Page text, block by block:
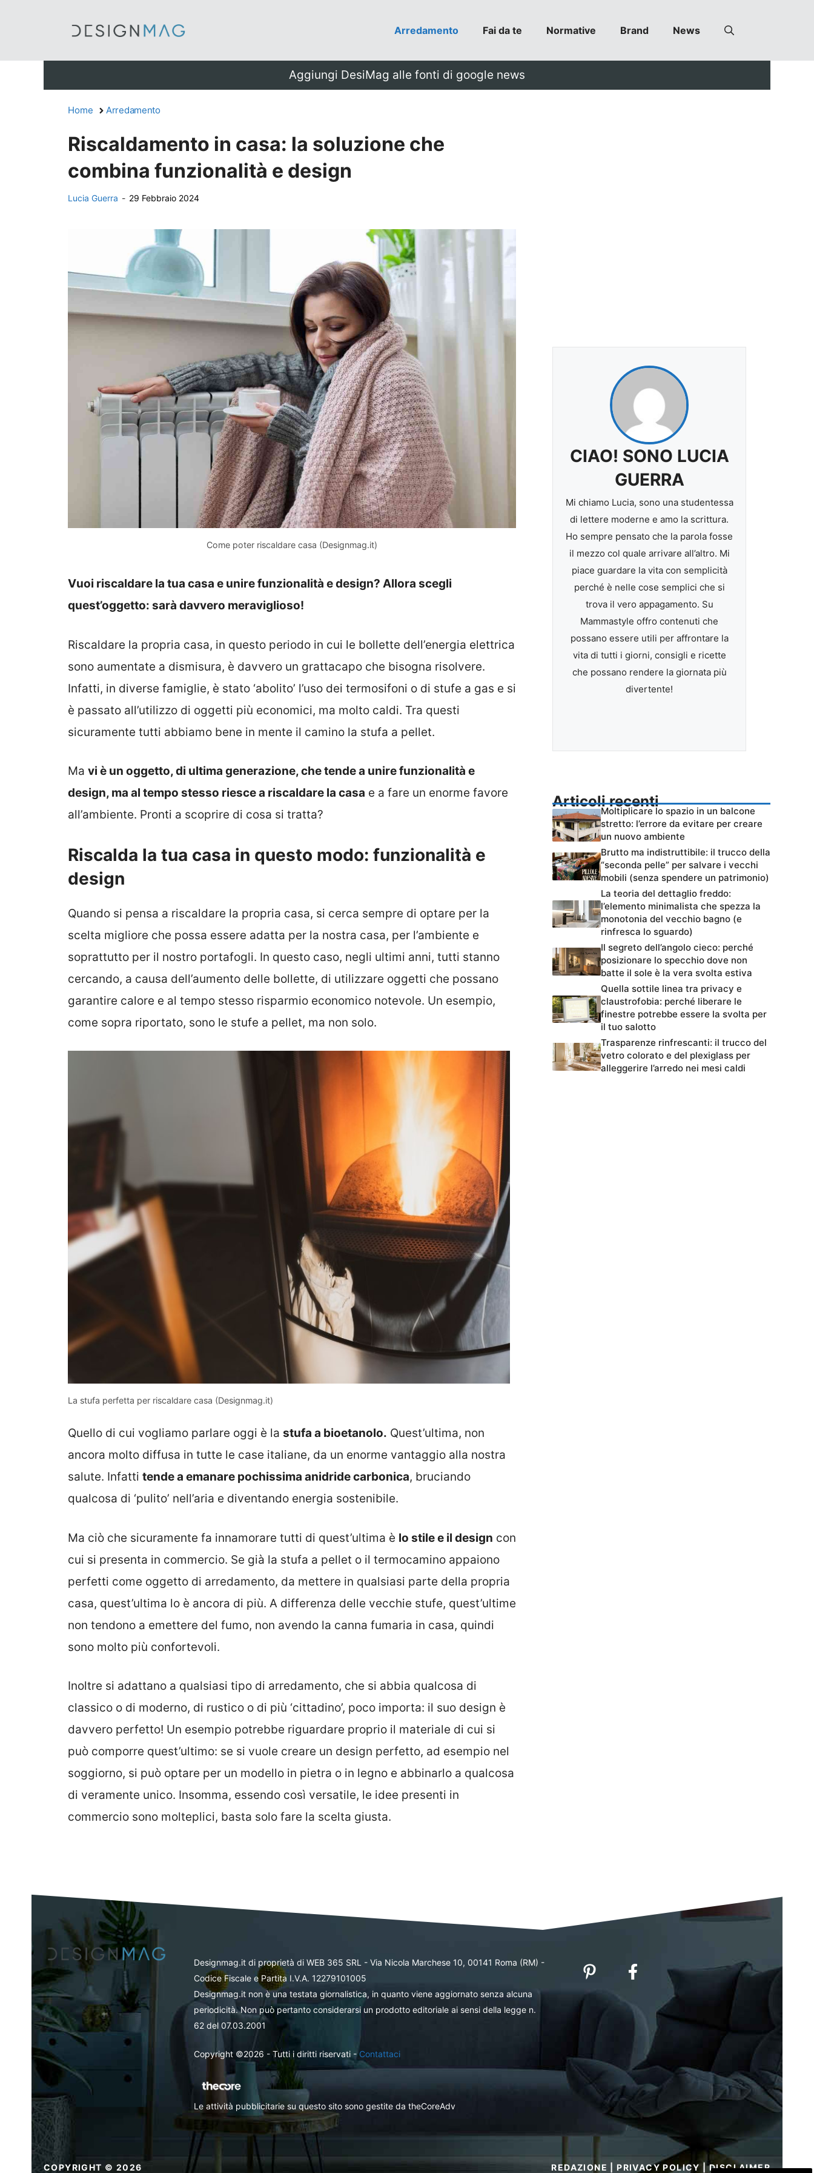
Arredamento Fai da te Normative Brand News
Aggiungi DesiMag alle fonti di google news
Home Arredamento
Riscaldamento in casa: la soluzione che
combina funzionalità e design
Lucia Guerra - 29 Febbraio 2024
Come poter riscaldare casa (Designmag.it)
Vuoi riscaldare la tua casa e unire funzionalità e design? Allora scegli
quest’oggetto: sarà davvero meraviglioso!
Riscaldare la propria casa, in questo periodo in cui le bollette dell’energia elettrica
sono aumentate a dismisura, è davvero un grattacapo che bisogna risolvere.
Infatti, in diverse famiglie, è stato ‘abolito’ l’uso dei termosifoni o di stufe a gas e si
è passato all’utilizzo di oggetti più economici, ma molto caldi. Tra questi
sicuramente tutti abbiamo bene in mente il camino la stufa a pellet.
Ma vi è un oggetto, di ultima generazione, che tende a unire funzionalità e
design, ma al tempo stesso riesce a riscaldare la casa e a fare un enorme favore
all’ambiente. Pronti a scoprire di cosa si tratta?
Riscalda la tua casa in questo modo: funzionalità e
design
Quando si pensa a riscaldare la propria casa, si cerca sempre di optare per la
scelta migliore che possa essere adatta per la nostra casa, per l’ambiente e
soprattutto per il nostro portafogli. In questo caso, negli ultimi anni, tutti stanno
cercando, a causa dell’aumento delle bollette, di utilizzare oggetti che possano
garantire calore e al tempo stesso risparmio economico notevole. Un esempio,
come sopra riportato, sono le stufe a pellet, ma non solo.
La stufa perfetta per riscaldare casa (Designmag.it)
Quello di cui vogliamo parlare oggi è la stufa a bioetanolo. Quest’ultima, non
ancora molto diffusa in tutte le case italiane, da un enorme vantaggio alla nostra
salute. Infatti tende a emanare pochissima anidride carbonica, bruciando
qualcosa di ‘pulito’ nell’aria e diventando energia sostenibile.
Ma ciò che sicuramente fa innamorare tutti di quest’ultima è lo stile e il design con
cui si presenta in commercio. Se già la stufa a pellet o il termocamino appaiono
perfetti come oggetto di arredamento, da mettere in qualsiasi parte della propria
casa, quest’ultima lo è ancora di più. A differenza delle vecchie stufe, quest’ultime
non tendono a emettere del fumo, non avendo la canna fumaria in casa, quindi
sono molto più confortevoli.
Inoltre si adattano a qualsiasi tipo di arredamento, che si abbia qualcosa di
classico o di moderno, di rustico o di più ‘cittadino’, poco importa: il suo design è
davvero perfetto! Un esempio potrebbe riguardare proprio il materiale di cui si
può comporre quest’ultimo: se si vuole creare un design perfetto, ad esempio nel
soggiorno, si può optare per un modello in pietra o in legno e abbinarlo a qualcosa
di veramente unico. Insomma, essendo così versatile, le idee presenti in
commercio sono molteplici, basta solo fare la scelta giusta.
CIAO! SONO LUCIA
GUERRA
Mi chiamo Lucia, sono una studentessa
di lettere moderne e amo la scrittura.
Ho sempre pensato che la parola fosse
il mezzo col quale arrivare all’altro. Mi
piace guardare la vita con semplicità
perché è nelle cose semplici che si
trova il vero appagamento. Su
Mammastyle offro contenuti che
possano essere utili per affrontare la
vita di tutti i giorni, consigli e ricette
che possano rendere la giornata più
divertente!
Articoli recenti
Moltiplicare lo spazio in un balcone
stretto: l’errore da evitare per creare
un nuovo ambiente
Brutto ma indistruttibile: il trucco della
“seconda pelle” per salvare i vecchi
mobili (senza spendere un patrimonio)
La teoria del dettaglio freddo:
l’elemento minimalista che spezza la
monotonia del vecchio bagno (e
rinfresca lo sguardo)
Il segreto dell’angolo cieco: perché
posizionare lo specchio dove non
batte il sole è la vera svolta estiva
Quella sottile linea tra privacy e
claustrofobia: perché liberare le
finestre potrebbe essere la svolta per
il tuo salotto
Trasparenze rinfrescanti: il trucco del
vetro colorato e del plexiglass per
alleggerire l’arredo nei mesi caldi
Designmag.it di proprietà di WEB 365 SRL - Via Nicola Marchese 10, 00141 Roma (RM) -
Codice Fiscale e Partita I.V.A. 12279101005
Designmag.it non è una testata giornalistica, in quanto viene aggiornato senza alcuna
periodicità. Non può pertanto considerarsi un prodotto editoriale ai sensi della legge n.
62 del 07.03.2001
Copyright ©2026 - Tutti i diritti riservati -Contattaci
Le attività pubblicitarie su questo sito sono gestite da theCoreAdv
COPYRIGHT © 2026 REDAZIONE PRIVACY POLICY |DISCLAIMER